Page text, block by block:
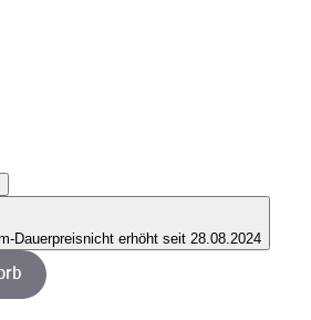
Dauerpreisnicht erhöht seit 28.08.2024